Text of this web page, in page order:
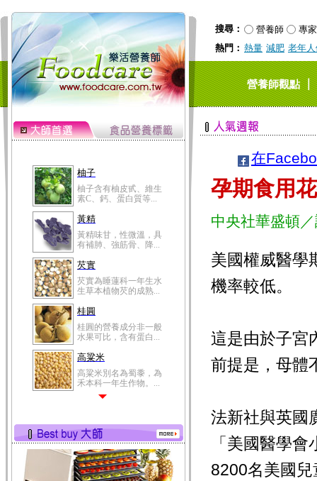
搜尋： 營養師
專家
熱門： 熱量 減肥 老年
營養師觀點｜
柚子
柚子含有柚皮甙、維生
素C、鈣、蛋白質等...
黃精
黃精味甘，性微溫，具
有補肺、強筋骨、降...
芡實
芡實為睡蓮科一年生水
生草本植物芡的成熟...
桂圓
桂圓的營養成分非一般
水果可比，含有蛋白...
高粱米
高粱米別名為蜀黍，為
禾本科一年生作物。...
有蛋白質、脂肪、磷...
鮪魚
鮪魚肚肉中的不飽和脂
肪酸內富含EPA和DH...
在
孕期食用
中央社華盛頓
美國權威醫學
機率較低。
這是由於子宮
前提是，母體
法新社與英國
「美國醫學
8200名美國